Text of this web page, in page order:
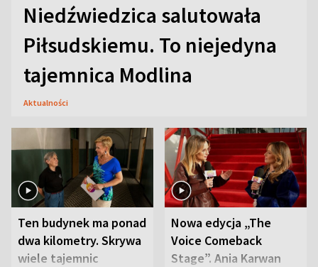
Niedźwiedzica salutowała
Piłsudskiemu. To niejedyna
tajemnica Modlina
Aktualności
Ten budynek ma ponad
dwa kilometry. Skrywa
wiele tajemnic
Nowa edycja „The
Voice Comeback
Stage”. Ania Karwan